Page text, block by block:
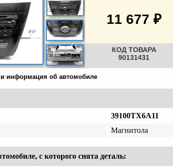
11 677 ₽
КОД ТОВАРА
90131431
и информация об автомобиле
39100TX6A11
Магнитола
с которого снята деталь: